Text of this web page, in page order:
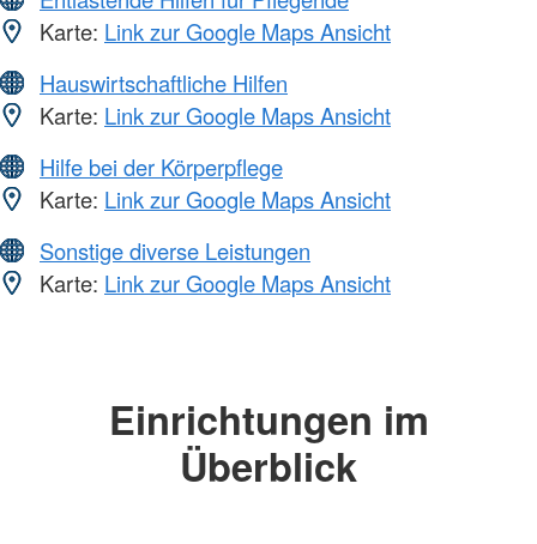
Karte: Link zur Google Maps Ansicht
Hauswirtschaftliche Hilfen
Karte: Link zur Google Maps Ansicht
Hilfe bei der Körperpflege
Karte: Link zur Google Maps Ansicht
Sonstige diverse Leistungen
Karte: Link zur Google Maps Ansicht
Einrichtungen im
Überblick